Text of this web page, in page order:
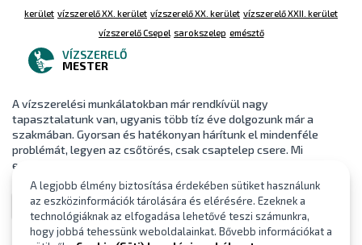
kerület vízszerelő XX. kerület vízszerelő XX. kerület vízszerelő XXII. kerület
vízszerelő Csepel sarokszelep emésztő
VÍZSZERELŐ
MESTER
A vízszerelési munkálatokban már rendkívül nagy
tapasztalatunk van, ugyanis több tíz éve dolgozunk már a
szakmában. Gyorsan és hatékonyan hárítunk el mindenféle
problémát, legyen az csőtörés, csak csaptelep csere. Mi
egyaránt elvállaljuk a kisebb és a nag
Vízszerelő Mester
A legjobb élmény biztosítása érdekében sütiket használunk
az eszközinformációk tárolására és elérésére. Ezeknek a
technológiáknak az elfogadása lehetővé teszi számunkra,
hogy jobbá tehessünk weboldalainkat. Bővebb információkat a